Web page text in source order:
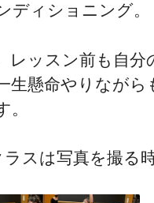
ディショニング。
レッスン前も自
生懸命やりなが
。
スは写真を撮る